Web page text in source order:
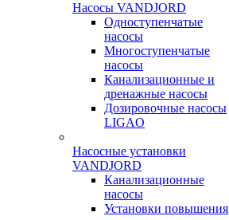
Насосы VANDJORD
Одноступенчатые
насосы
Многоступенчатые
насосы
Канализационные и
дренажные насосы
Дозировочные насосы
LIGAO
Насосные установки
VANDJORD
Канализационные
насосы
Установки повышения